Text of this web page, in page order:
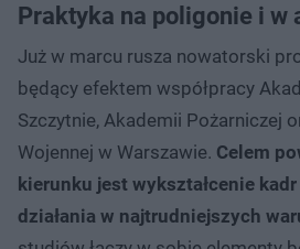
Praktyka na poligonie i w
Już w marcu rusza nowatorski
będący efektem współpracy
Szczytnie, Akademii Pożarniczej
Wojennej w Warszawie. Celem
kierunku jest wykształcenie
działania w najtrudniejszych